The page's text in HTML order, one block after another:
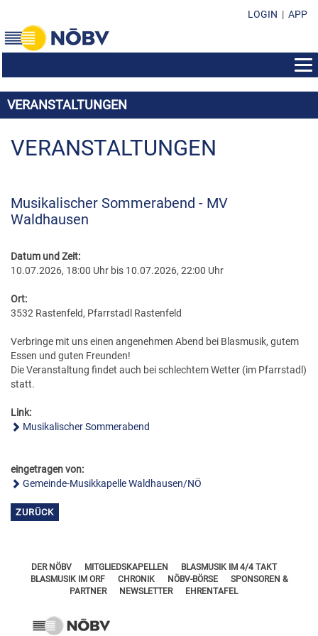
LOGIN | APP
SEMINAR-INFOS
DIRIGIERAUSBILDUNG
MARKETENDERINNENAUSBILDUNG
ÖBV WEITERBILDUNGSANGEBOTE
BEWERBE
WEISENBLASEN
EHRENZEICHEN IM ÜBERBLICK
MARKETENDERINNEN-ABZEICHEN
EHRENNADELN
MUSIKHEIM-VERDIENSTABZEICHEN
FÖRDERERNADELN
VERDIENSTKREUZE
EHRENKREUZE
JOSEF LEEB-MEDAILLE
SUBVENTIONEN & FONDS
SOZIALFONDS
MUSIKHEIM & PROBENRAUM
VEREINSFÜHRUNG/ORGANISATION
RICHTLINIEN & STATUTEN
KONTAKT
NÖBV BÜRO
LANDESVORSTAND
BEZIRKSKAPELLMEISTER
BEZIRKSJUGENDREFERENTEN
BEZIRKSSTABFÜHRER
VERANSTALTUNGEN
VERANSTALTUNGEN
Musikalischer Sommerabend - MV
Waldhausen
Datum und Zeit:
10.07.2026, 18:00 Uhr bis 10.07.2026, 22:00 Uhr
Ort:
3532 Rastenfeld, Pfarrstadl Rastenfeld
Verbringe mit uns einen angenehmen Abend bei Blasmusik, gutem
Essen und guten Freunden!
Die Veranstaltung findet auch bei schlechtem Wetter (im Pfarrstadl)
statt.
Link:
Musikalischer Sommerabend
eingetragen von:
Gemeinde-Musikkapelle Waldhausen/NÖ
ZURÜCK
DER NÖBV MITGLIEDSKAPELLEN
BLASMUSIK IM 4/4 TAKT
BLASMUSIK IM ORF
CHRONIK NÖBV-BÖRSE
SPONSOREN &
PARTNER
NEWSLETTER EHRENTAFEL